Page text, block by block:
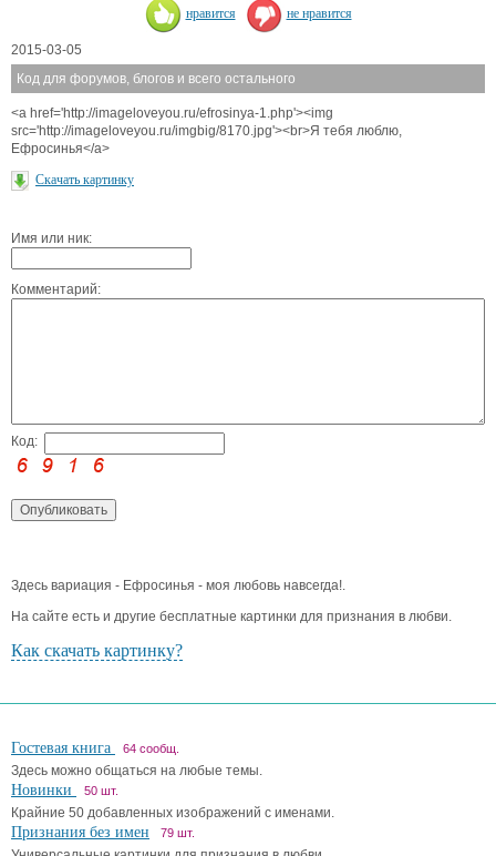
нравится не нравится
2015-03-05
Код для форумов, блогов и всего остального
<a href='http://imageloveyou.ru/efrosinya-1.php'><img
src='http://imageloveyou.ru/imgbig/8170.jpg'><br>Я тебя люблю,
Ефросинья</a>
Скачать картинку
Имя или ник:
Комментарий:
Код:
Здесь вариация - Ефросинья - моя любовь навсегда!.
На сайте есть и другие бесплатные картинки для признания в любви.
Как скачать картинку?
Гостевая книга 64 сообщ.
Здесь можно общаться на любые темы.
Новинки 50 шт.
Крайние 50 добавленных изображений с именами.
Признания без имен 79 шт.